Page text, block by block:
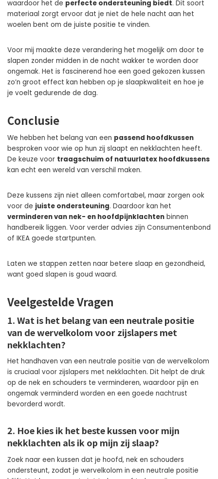
waardoor het de perfecte ondersteuning biedt. Dit soort
materiaal zorgt ervoor dat je niet de hele nacht aan het
woelen bent om de juiste positie te vinden.
Voor mij maakte deze verandering het mogelijk om door te
slapen zonder midden in de nacht wakker te worden door
ongemak. Het is fascinerend hoe een goed gekozen kussen
zo’n groot effect kan hebben op je slaapkwaliteit en hoe je
je voelt gedurende de dag.
Conclusie
We hebben het belang van een passend hoofdkussen
besproken voor wie op hun zij slaapt en nekklachten heeft.
De keuze voor traagschuim of natuurlatex hoofdkussens
kan echt een wereld van verschil maken.
Deze kussens zijn niet alleen comfortabel, maar zorgen ook
voor de juiste ondersteuning. Daardoor kan het
verminderen van nek- en hoofdpijnklachten binnen
handbereik liggen. Voor verder advies zijn Consumentenbond
of IKEA goede startpunten.
Laten we stappen zetten naar betere slaap en gezondheid,
want goed slapen is goud waard.
Veelgestelde Vragen
1. Wat is het belang van een neutrale positie
van de wervelkolom voor zijslapers met
nekklachten?
Het handhaven van een neutrale positie van de wervelkolom
is cruciaal voor zijslapers met nekklachten. Dit helpt de druk
op de nek en schouders te verminderen, waardoor pijn en
ongemak verminderd worden en een goede nachtrust
bevorderd wordt.
2. Hoe kies ik het beste kussen voor mijn
nekklachten als ik op mijn zij slaap?
Zoek naar een kussen dat je hoofd, nek en schouders
ondersteunt, zodat je wervelkolom in een neutrale positie